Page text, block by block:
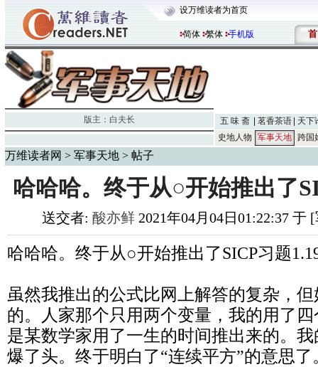
设万维读者为首页
简体 繁体 手机版 首
版主： 白夫长 五 味 斋 茗香茶语
天下
史地人物
军事天地 跨国
万维读者网 > 军事天地 > 帖子
哈哈哈。终于从○开始推出了
送交者: 酸亦鲜 2021年04月04日01:22:37 于
哈哈哈。终于从○开始推出了SICP习题
虽然我推出的公式比网上解答的复杂，
的。人家那个只用两个变量，我的用了
是某数学家用了一生的时间推出来的。
爆了头。终于明白了“连续平方”的意思